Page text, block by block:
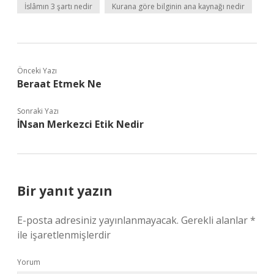
İslâmın 3 şartı nedir Kurana göre bilginin ana kaynağı nedir
Önceki Yazı
Beraat Etmek Ne
Sonraki Yazı
İNsan Merkezci Etik Nedir
Bir yanıt yazın
E-posta adresiniz yayınlanmayacak. Gerekli alanlar*
ile işaretlenmişlerdir
Yorum